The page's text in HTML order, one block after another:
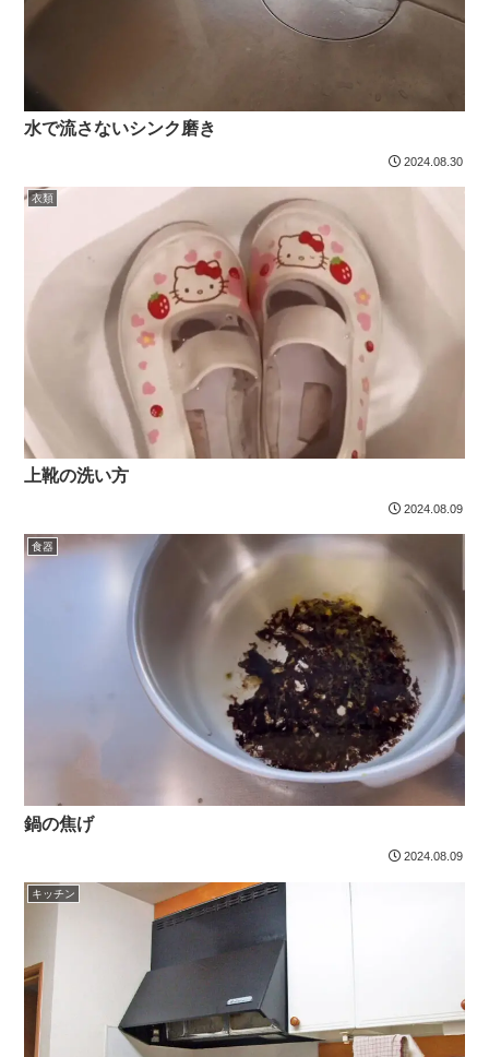
水で流さないシンク磨き
2024.08.30
衣類
上靴の洗い方
2024.08.09
食器
鍋の焦げ
2024.08.09
キッチン